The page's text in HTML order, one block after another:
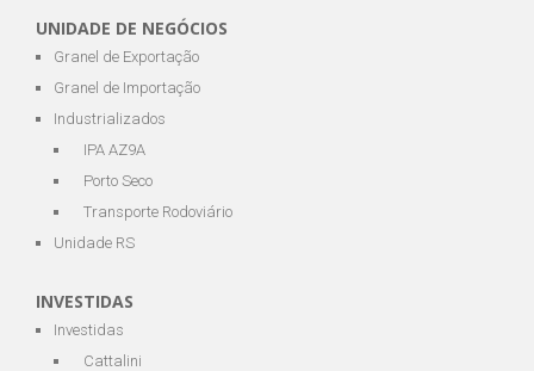
UNIDADE DE NEGÓCIOS
Granel de Exportação
Granel de Importação
Industrializados
IPA AZ9A
Porto Seco
Transporte Rodoviário
Unidade RS
INVESTIDAS
Investidas
Cattalini